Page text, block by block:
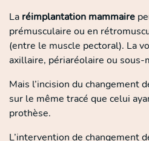
La réimplantation mammaire
prémusculaire ou en
(entre le muscle pectoral). La
axillaire, périaréolaire ou sous-
Mais l’incision du changement
sur le même tracé que celui
prothèse.
L’intervention de changement